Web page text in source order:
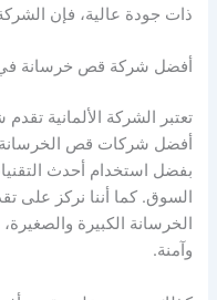
ذات جودة عالية، فإن
أفضل شركة قص خرسانة
تعتبر الشركة الألمانية
أفضل شركات قص الخرسانة
بفضل استخدام أحدث
السوق. كما أننا نركز على
الخرسانة الكبيرة
وآمنة.